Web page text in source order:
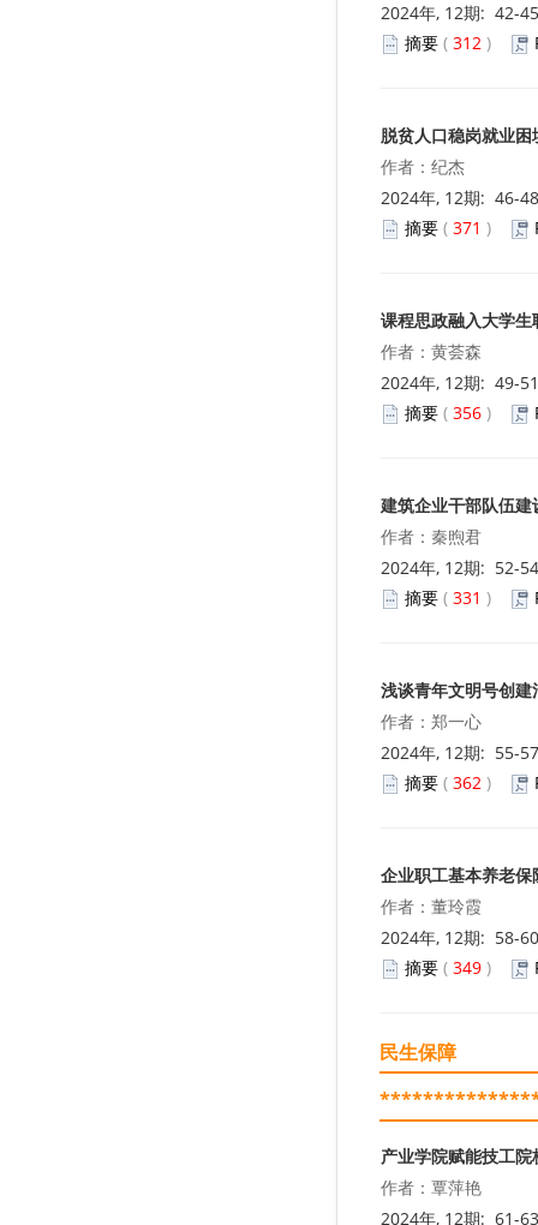
2024年, 12期: 42-
摘要 ( 312 )
脱贫人口稳岗就业
作者：纪杰
2024年, 12期: 46-
摘要 ( 371 )
课程思政融入大学
作者：黄荟森
2024年, 12期: 49-
摘要 ( 356 )
建筑企业干部队伍建
作者：秦煦君
2024年, 12期: 52-
摘要 ( 331 )
浅谈青年文明号创
作者：郑一心
2024年, 12期: 55-
摘要 ( 362 )
企业职工基本养老
作者：董玲霞
2024年, 12期: 58-
摘要 ( 349 )
民生保障
产业学院赋能技工院
作者：覃萍艳
2024年, 12期: 61-